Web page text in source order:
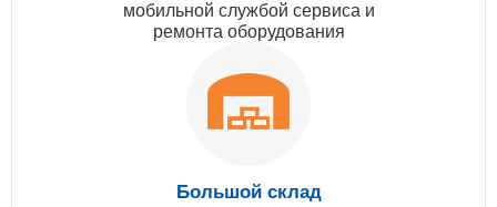
мобильной службой сервиса и
ремонта оборудования
Большой склад